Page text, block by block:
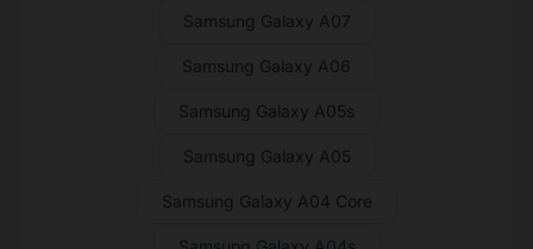
Samsung Galaxy A07
Samsung Galaxy A06
Samsung Galaxy A05s
Samsung Galaxy A05
Samsung Galaxy A04 Core